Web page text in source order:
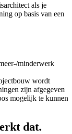
als je
op basis van een
minderwerk
wordt
zijn afgegeven
mogelijk te kunnen
dat.